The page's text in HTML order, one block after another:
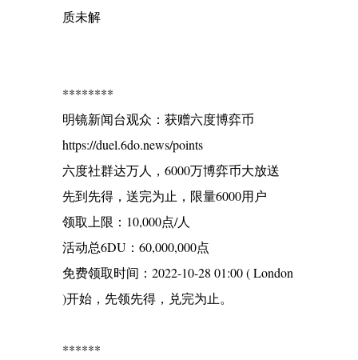
质未解
********
明镜新闻台观众：获赠六度博弈币
https://duel.6do.news/points
六度社群达万人，6000万博弈币大放送
先到先得，送完为止，限量6000用户
领取上限：10,000点/人
活动总6DU：60,000,000点
免费领取时间：2022-10-28 01:00 ( London
)开始，先领先得，兑完为止。
******